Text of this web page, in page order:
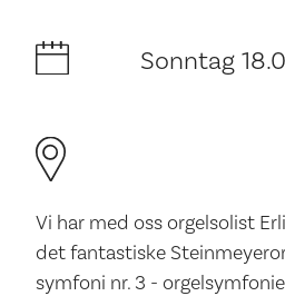
Historie og arkitektur
Sonntag
Vi har med oss orgelsolist
det fantastiske
symfoni nr. 3 -